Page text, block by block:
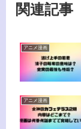
関連記事
アニメ漫画
アニメ漫画